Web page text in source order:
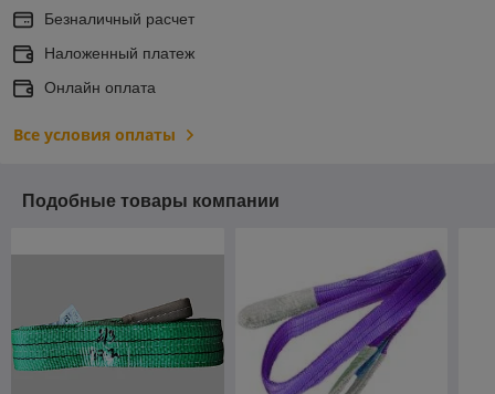
Безналичный расчет
Наложенный платеж
Онлайн оплата
Все условия оплаты
Подобные товары компании